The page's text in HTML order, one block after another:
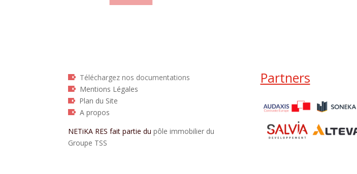
Téléchargez nos documentations
Mentions Légales
Plan du Site
A propos
NETiKA RES fait partie du pôle immobilier du
Groupe TSS
Partners